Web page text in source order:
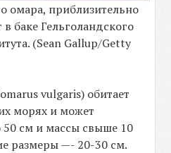
омара, приблизительно
баке Гельголандского
(Sean Gallup/Getty
vulgaris) обитает
морях и может
50 см и массы свыше 10
размеры —- 20-30 см.